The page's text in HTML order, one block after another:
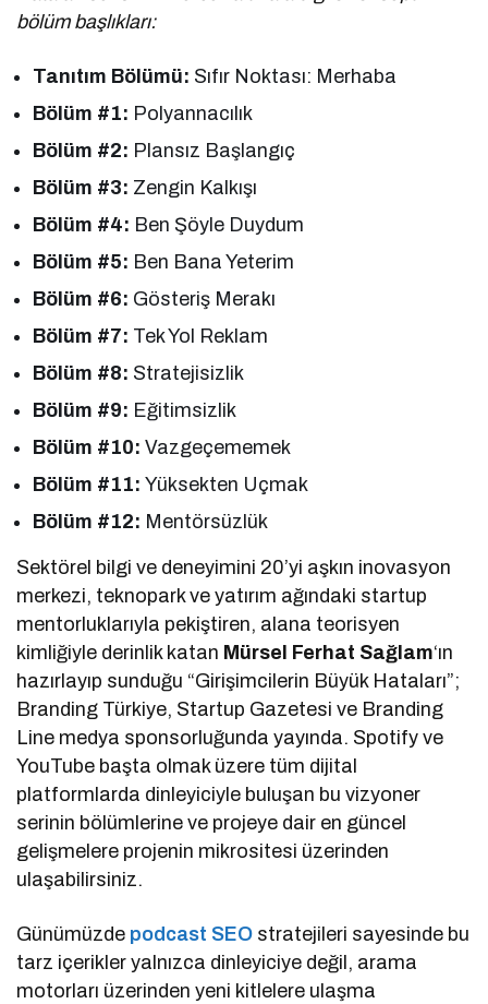
bölüm başlıkları:
Tanıtım Bölümü: Sıfır Noktası: Merhaba
Bölüm #1: Polyannacılık
Bölüm #2: Plansız Başlangıç
Bölüm #3: Zengin Kalkışı
Bölüm #4: Ben Şöyle Duydum
Bölüm #5: Ben Bana Yeterim
Bölüm #6: Gösteriş Merakı
Bölüm #7: Tek Yol Reklam
Bölüm #8: Stratejisizlik
Bölüm #9: Eğitimsizlik
Bölüm #10:Vazgeçememek
Bölüm #11:Yüksekten Uçmak
Bölüm #12: Mentörsüzlük
Sektörel bilgi ve deneyimini 20’yi aşkın inovasyon
merkezi, teknopark ve yatırım ağındaki startup
mentorluklarıyla pekiştiren, alana teorisyen
kimliğiyle derinlik katan Mürsel Ferhat Sağlam‘ın
hazırlayıp sunduğu “Girişimcilerin Büyük Hataları”;
Branding Türkiye, Startup Gazetesi ve Branding
Line medya sponsorluğunda yayında. Spotify ve
YouTube başta olmak üzere tüm dijital
platformlarda dinleyiciyle buluşan bu vizyoner
serinin bölümlerine ve projeye dair en güncel
gelişmelere projenin mikrositesi üzerinden
ulaşabilirsiniz.
Günümüzde podcast SEO stratejileri sayesinde bu
tarz içerikler yalnızca dinleyiciye değil, arama
motorları üzerinden yeni kitlelere ulaşma